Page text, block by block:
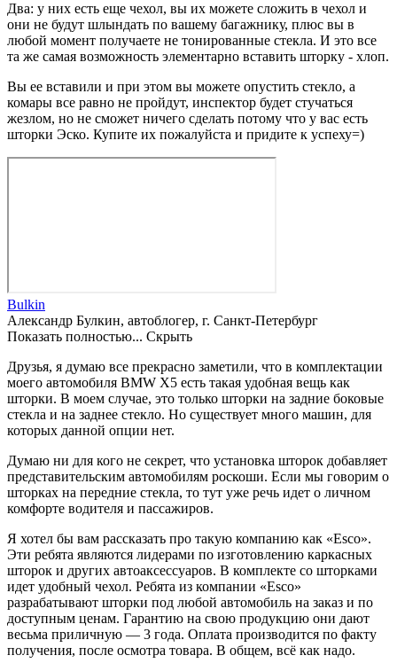
Два: у них есть еще чехол, вы их можете сложить в чехол и
они не будут шлындать по вашему багажнику, плюс вы в
любой момент получаете не тонированные стекла. И это все
та же самая возможность элементарно вставить шторку - хлоп.
Вы ее вставили и при этом вы можете опустить стекло, а
комары все равно не пройдут, инспектор будет стучаться
жезлом, но не сможет ничего сделать потому что у вас есть
шторки Эско. Купите их пожалуйста и придите к успеху=)
Bulkin
Александр Булкин, автоблогер, г. Санкт-Петербург
Показать полностью... Скрыть
Друзья, я думаю все прекрасно заметили, что в комплектации
моего автомобиля BMW X5 есть такая удобная вещь как
шторки. В моем случае, это только шторки на задние боковые
стекла и на заднее стекло. Но существует много машин, для
которых данной опции нет.
Думаю ни для кого не секрет, что установка шторок добавляет
представительским автомобилям роскоши. Если мы говорим о
шторках на передние стекла, то тут уже речь идет о личном
комфорте водителя и пассажиров.
Я хотел бы вам рассказать про такую компанию как «Esco».
Эти ребята являются лидерами по изготовлению каркасных
шторок и других автоаксессуаров. В комплекте со шторками
идет удобный чехол. Ребята из компании «Esco»
разрабатывают шторки под любой автомобиль на заказ и по
доступным ценам. Гарантию на свою продукцию они дают
весьма приличную — 3 года. Оплата производится по факту
получения, после осмотра товара. В общем, всё как надо.